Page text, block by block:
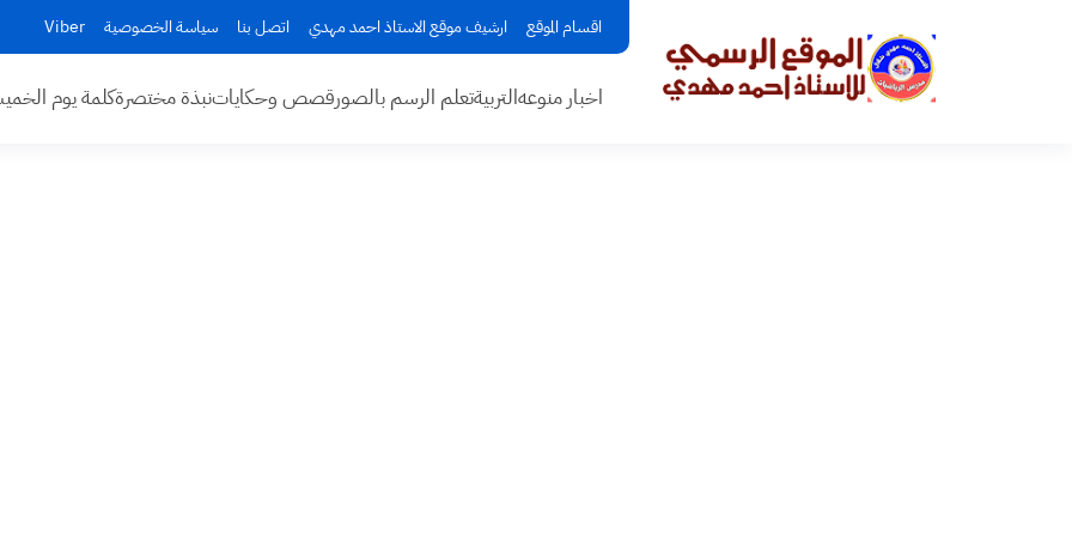
اقسام الموقع ارشيف موقع الاستاذ احمد مهدي اتصل بنا سياسة الخصوصية Viber
اخبار منوعهالتربيةتعلم الرسم بالصورقصص وحكاياتنبذة مختصرةكلمة يوم